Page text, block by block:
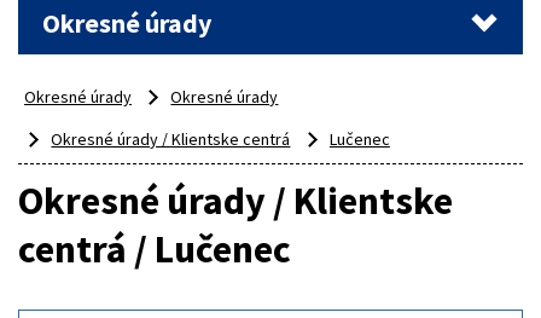
Okresné úrady
Okresné úrady
Okresné úrady
Okresné úrady / Klientske centrá
Lučenec
Okresné úrady / Klientske
centrá / Lučenec